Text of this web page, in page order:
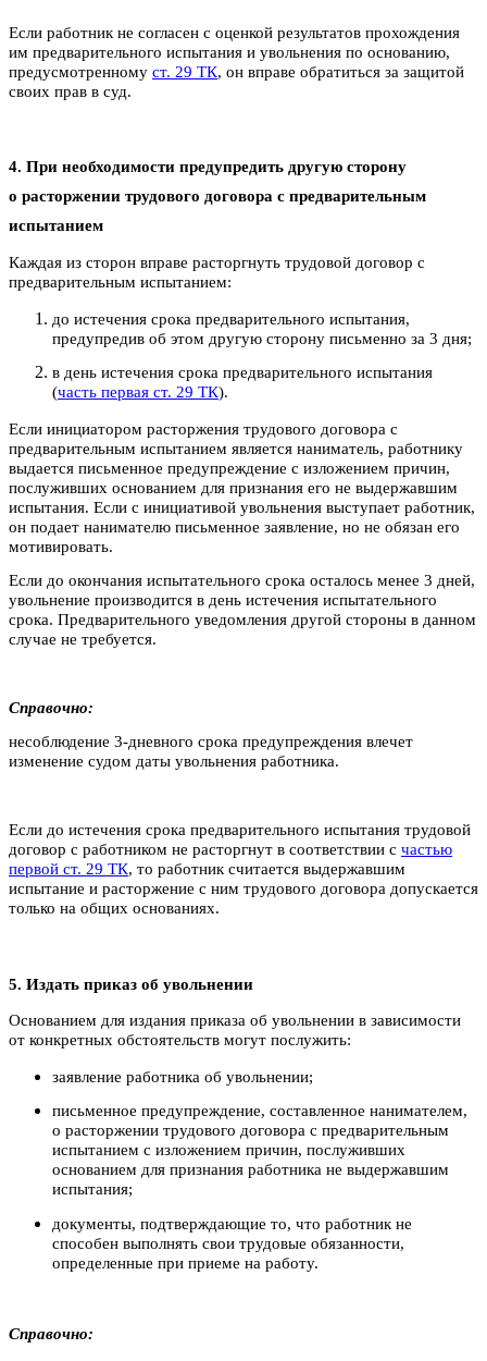
Если работник не согласен с оценкой результатов прохождения
им предварительного испытания и увольнения по основанию,
предусмотренному ст. 29 ТК, он вправе обратиться за защитой
своих прав в суд.
4. При необходимости предупредить другую сторону
о расторжении трудового договора с предварительным
испытанием
Каждая из сторон вправе расторгнуть трудовой договор с
предварительным испытанием:
до истечения срока предварительного испытания,
предупредив об этом другую сторону письменно за 3 дня;
в день истечения срока предварительного испытания
(часть первая ст. 29 ТК).
Если инициатором расторжения трудового договора с
предварительным испытанием является наниматель, работнику
выдается письменное предупреждение с изложением причин,
послуживших основанием для признания его не выдержавшим
испытания. Если с инициативой увольнения выступает работник,
он подает нанимателю письменное заявление, но не обязан его
мотивировать.
Если до окончания испытательного срока осталось менее 3 дней,
увольнение производится в день истечения испытательного
срока. Предварительного уведомления другой стороны в данном
случае не требуется.
Справочно:
несоблюдение 3-дневного срока предупреждения влечет
изменение судом даты увольнения работника.
Если до истечения срока предварительного испытания трудовой
договор с работником не расторгнут в соответствии с частью
первой ст. 29 ТК, то работник считается выдержавшим
испытание и расторжение с ним трудового договора допускается
только на общих основаниях.
5. Издать приказ об увольнении
Основанием для издания приказа об увольнении в зависимости
от конкретных обстоятельств могут послужить:
заявление работника об увольнении;
письменное предупреждение, составленное нанимателем,
о расторжении трудового договора с предварительным
испытанием с изложением причин, послуживших
основанием для признания работника не выдержавшим
испытания;
документы, подтверждающие то, что работник не
способен выполнять свои трудовые обязанности,
определенные при приеме на работу.
Справочно: